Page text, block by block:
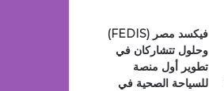
فيكسد مصر (FEDIS)
وحلول تتشاركان في
تطوير أول منصة
للسياحة الصحية في